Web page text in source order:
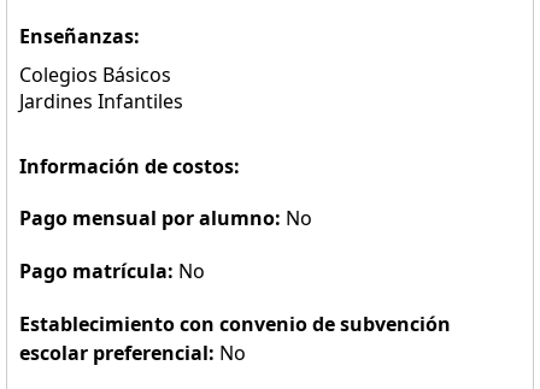
Enseñanzas:
Colegios Básicos
Jardines Infantiles
Información de costos:
Pago mensual por alumno: No
Pago matrícula: No
Establecimiento con convenio de subvención
escolar preferencial: No